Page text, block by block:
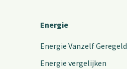
Energie
Energie Vanzelf Geregeld
Energie vergelijken